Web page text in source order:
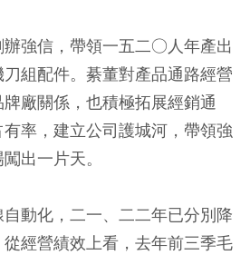
強信，帶領一五二○人年產出
組配件。綦董對產品通路經營
廠關係，也積極拓展經銷通
率，建立公司護城河，帶領強
出一片天。
動化，二一、二二年已分別降
經營績效上看，去年前三季毛